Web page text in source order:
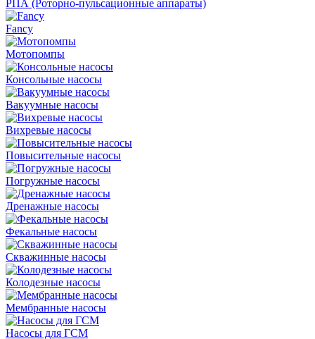
РПА (Роторно-пульсационные аппараты)
Fancy
Мотопомпы
Консольные насосы
Вакуумные насосы
Вихревые насосы
Повысительные насосы
Погружные насосы
Дренажные насосы
Фекальные насосы
Скважинные насосы
Колодезные насосы
Мембранные насосы
Насосы для ГСМ